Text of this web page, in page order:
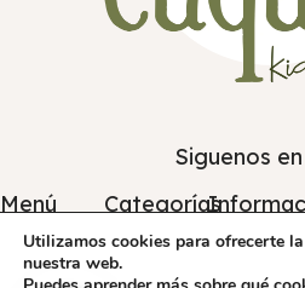
Siguenos en
Menú
Inicio
Productos
Categorías
Accesorios
Jerséis
Políticas de
Utilizamos cookies para ofrecerte
nuestra web.